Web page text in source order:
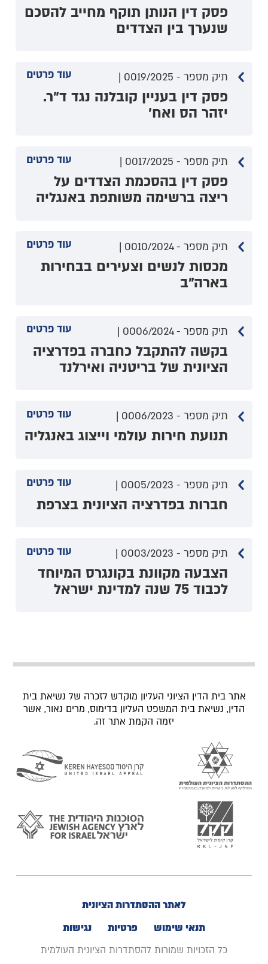
פסק דין הנותן תוקף מחייב להסכם
שנערך בין הצדדים
עוד פרטים תיק מספר - 0019/2025 |
פסק דין בעניין קובלנה נגד ד"ר.
יזהר הס ואח'
עוד פרטים תיק מספר - 0017/2025 |
פסק דין בהסכמת הצדדים על
ריצה ברשימה משותפת באנגליה
עוד פרטים תיק מספר - 0010/2024 |
מכסות לנשים וצעירים בבחירות
בארה"ב
עוד פרטים תיק מספר - 0006/2024 |
בקשה להתקבל כחברה בפדרציה
הציונית של בריטניה ואירלנד
עוד פרטים תיק מספר - 0006/2023 |
תנועת חירות עולמי וייצוג באנגליה
עוד פרטים תיק מספר - 0005/2023 |
חברות בפדרציה הציונית בצרפת
עוד פרטים תיק מספר - 0003/2023 |
הצבעה מקוונת בקונגרס המיוחד
לכבוד 75 שנה למדינת ישראל
אתר בית הדין הציוני העליון מוקדש לזכרה של נשיאת בית
הדין, נשיאת בית המשפט העליון בדימוס, מרים נאור, אשר
יזמה הקמת אתר זה.
לאתר ההסתדרות הציונית
תנאי שימוש
פרטיות
נגישות
כל הזכויות שמורות להסתדרות הציונית העולמית